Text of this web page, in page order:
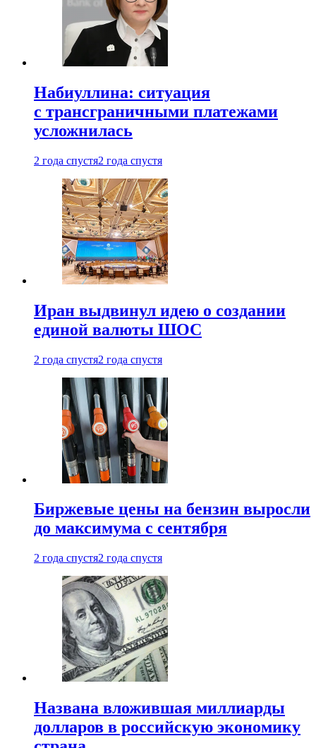
Набиуллина: ситуация
с трансграничными платежами
усложнилась
2 года спустя2 года спустя
Иран выдвинул идею о создании
единой валюты ШОС
2 года спустя2 года спустя
Биржевые цены на бензин выросли
до максимума с сентября
2 года спустя2 года спустя
Названа вложившая миллиарды
долларов в российскую экономику